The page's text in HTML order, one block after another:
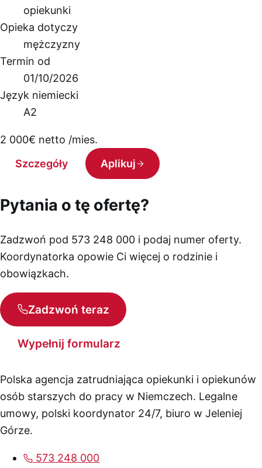
opiekunki
Opieka dotyczy
mężczyzny
Termin od
01/10/2026
Język niemiecki
A2
2 000€ netto /mies.
Szczegóły
Aplikuj
Pytania o tę ofertę?
Zadzwoń pod 573 248 000 i podaj numer oferty.
Koordynatorka opowie Ci więcej o rodzinie i
obowiązkach.
Zadzwoń teraz
Wypełnij formularz
Polska agencja zatrudniająca opiekunki i opiekunów
osób starszych do pracy w Niemczech. Legalne
umowy, polski koordynator 24/7, biuro w Jeleniej
Górze.
573 248 000